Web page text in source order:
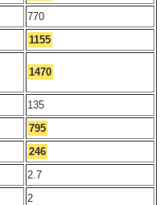
770
1155
1470
135
795
246
2.7
2